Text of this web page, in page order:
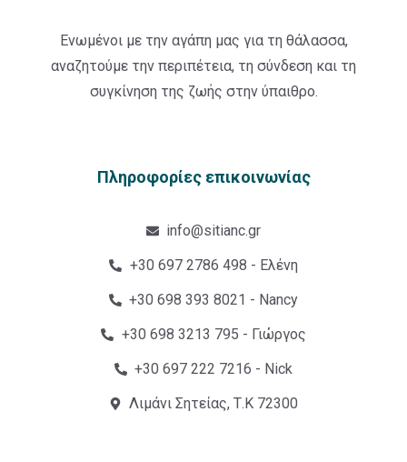
Ενωμένοι με την αγάπη μας για τη θάλασσα,
αναζητούμε την περιπέτεια, τη σύνδεση και τη
συγκίνηση της ζωής στην ύπαιθρο.
Πληροφορίες επικοινωνίας
info@sitianc.gr
+30 697 2786 498 - Ελένη
+30 698 393 8021 - Nancy
+30 698 3213 795 - Γιώργος
+30 697 222 7216 - Nick
Λιμάνι Σητείας, Τ.Κ 72300